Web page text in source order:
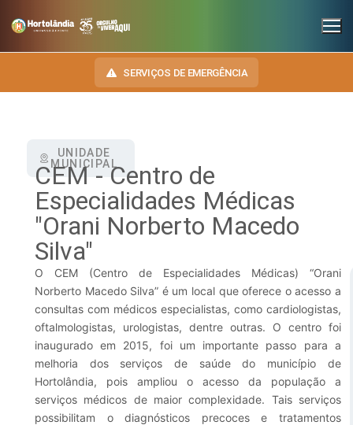
SERVIÇOS DE EMERGÊNCIA
INSTITUCIONAL
SECRETARIAS
Administração e Gestão de Pessoal
Assuntos Jurídicos
Desenvolvimento Econômico, Trabalho, Turismo e Inovação
Educação, Ciência e Tecnologia
Esporte e Lazer
Finanças
NOSSA CIDADE
HINO, BRASÃO E BANDEIRA
Autoridades do Município
Downloads
Telefones Úteis
Notícias Anteriores a 2024
TRANSPARÊNCIA
OUVIDORIA
DIÁRIO OFICIAL
LEIS MUNICIPAIS
UNIDADE
MUNICIPAL
CEM - Centro de
Especialidades Médicas
"Orani Norberto Macedo
Silva"
O CEM (Centro de Especialidades Médicas) “Orani
Norberto Macedo Silva” é um local que oferece o acesso a
consultas com médicos especialistas, como cardiologistas,
oftalmologistas, urologistas, dentre outras. O centro foi
inaugurado em 2015, foi um importante passo para a
melhoria dos serviços de saúde do município de
Hortolândia, pois ampliou o acesso da população a
serviços médicos de maior complexidade. Tais serviços
possibilitam o diagnósticos precoces e tratamentos